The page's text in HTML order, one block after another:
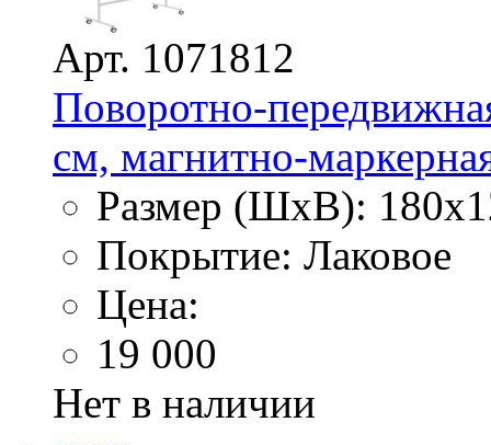
Арт. 1071812
Поворотно-
см, магнитно-
Размер (ШхВ):
Покрытие: Лаковое
Цена:
19 000
Нет в наличии